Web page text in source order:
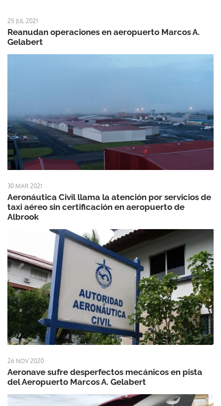
25 JUL 2021
Reanudan operaciones en aeropuerto Marcos A.
Gelabert
30 MAR 2021
Aeronáutica Civil llama la atención por servicios de
taxi aéreo sin certificación en aeropuerto de
Albrook
26 NOV 2020
Aeronave sufre desperfectos mecánicos en pista
del Aeropuerto Marcos A. Gelabert